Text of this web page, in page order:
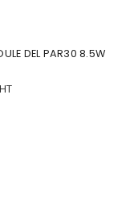
DEL PAR30 8.5W